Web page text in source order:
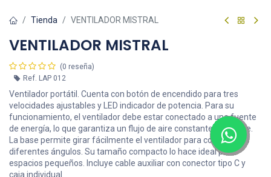
Tienda VENTILADOR MISTRAL
VENTILADOR MISTRAL
(0 reseña)
Ref. LAP 012
Ventilador portátil. Cuenta con botón de encendido para tres
velocidades ajustables y LED indicador de potencia. Para su
funcionamiento, el ventilador debe estar conectado a una fuente
de energía, lo que garantiza un flujo de aire constante y potente.
La base permite girar fácilmente el ventilador para colocarlo en
diferentes ángulos. Su tamaño compacto lo hace ideal para
espacios pequeños. Incluye cable auxiliar con conector tipo C y
caja individual.